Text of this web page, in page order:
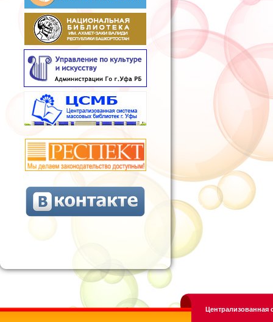
Централизованная